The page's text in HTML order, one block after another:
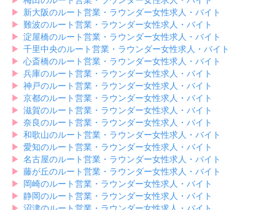
▶︎ 新大阪のルート営業・ラウンダー女性求人・バイト
▶︎ 難波のルート営業・ラウンダー女性求人・バイト
▶︎ 淀屋橋のルート営業・ラウンダー女性求人・バイト
▶︎ 千里中央のルート営業・ラウンダー女性求人・バイト
▶︎ 心斎橋のルート営業・ラウンダー女性求人・バイト
▶︎ 兵庫のルート営業・ラウンダー女性求人・バイト
▶︎ 神戸のルート営業・ラウンダー女性求人・バイト
▶︎ 京都のルート営業・ラウンダー女性求人・バイト
▶︎ 滋賀のルート営業・ラウンダー女性求人・バイト
▶︎ 奈良のルート営業・ラウンダー女性求人・バイト
▶︎ 和歌山のルート営業・ラウンダー女性求人・バイト
▶︎ 愛知のルート営業・ラウンダー女性求人・バイト
▶︎ 名古屋のルート営業・ラウンダー女性求人・バイト
▶︎ 藤が丘のルート営業・ラウンダー女性求人・バイト
▶︎ 岡崎のルート営業・ラウンダー女性求人・バイト
▶︎ 静岡のルート営業・ラウンダー女性求人・バイト